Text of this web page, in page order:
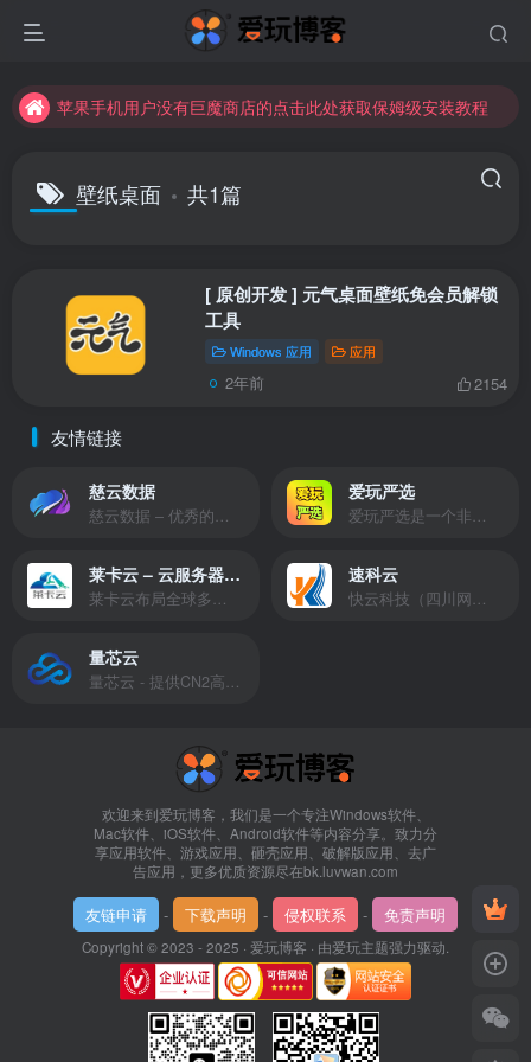
苹果手机用户没有巨魔商店的点击此处获取保姆级安装教程
苹果手机用户没有巨魔商店的点击此处获取保姆级安装教程
壁纸桌面 共1篇
[ 原创开发 ] 元气桌面壁纸免会员解锁
工具
Windows 应用 应用
2年前 2154
友情链接
慈云数据
慈云数据 – 优秀的云服务器服务商，提供最具有性价比的产品。慈云数据是开发者必不可少的良心云
爱玩严选
爱玩严选是一个非常有保障且性价比极高的虚拟商城，包括但不限于苹果证书、技术指导、会员充值等多种虚拟服务！
莱卡云 – 云服务器提供商
莱卡云布局全球多个地理区域。提供服务有：境外云服务器、国内云服务器、独立服务器、服务器托管、CDN、SSL证书、游戏服务器等业务。
速科云
快云科技（四川网联快云科技有限公司）成立于2021年，主营互联网业务平台服务提供商。公司专注为用户提供低价高性能云计算产品，致力于云计算应用的易用性开发，并引导云计算在国内普及
量芯云
量芯云 - 提供CN2高速香港美国云服务器&专业高防服务器租用等云服务器供应商
欢迎来到爱玩博客，我们是一个专注Windows软件、
Mac软件、iOS软件、Android软件等内容分享。致力分
享应用软件、游戏应用、砸壳应用、破解版应用、去广
告应用，更多优质资源尽在bk.luvwan.com
友链申请 - 下载声明 - 侵权联系 - 免责声明
Copyright © 2023 - 2025 · 爱玩博客 · 由爱玩主题强力驱动.